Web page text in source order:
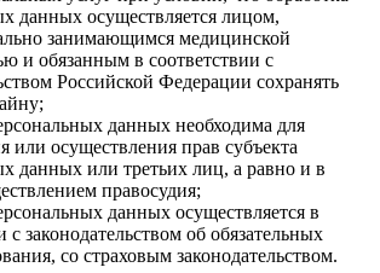
данных осуществляется лицом,
занимающимся медицинской
и обязанным в соответствии с
Российской Федерации сохранять
данных необходима для
или осуществления прав субъекта
данных или третьих лиц, а равно и в
правосудия;
данных осуществляется в
с законодательством об обязательных
со страховым законодательством.